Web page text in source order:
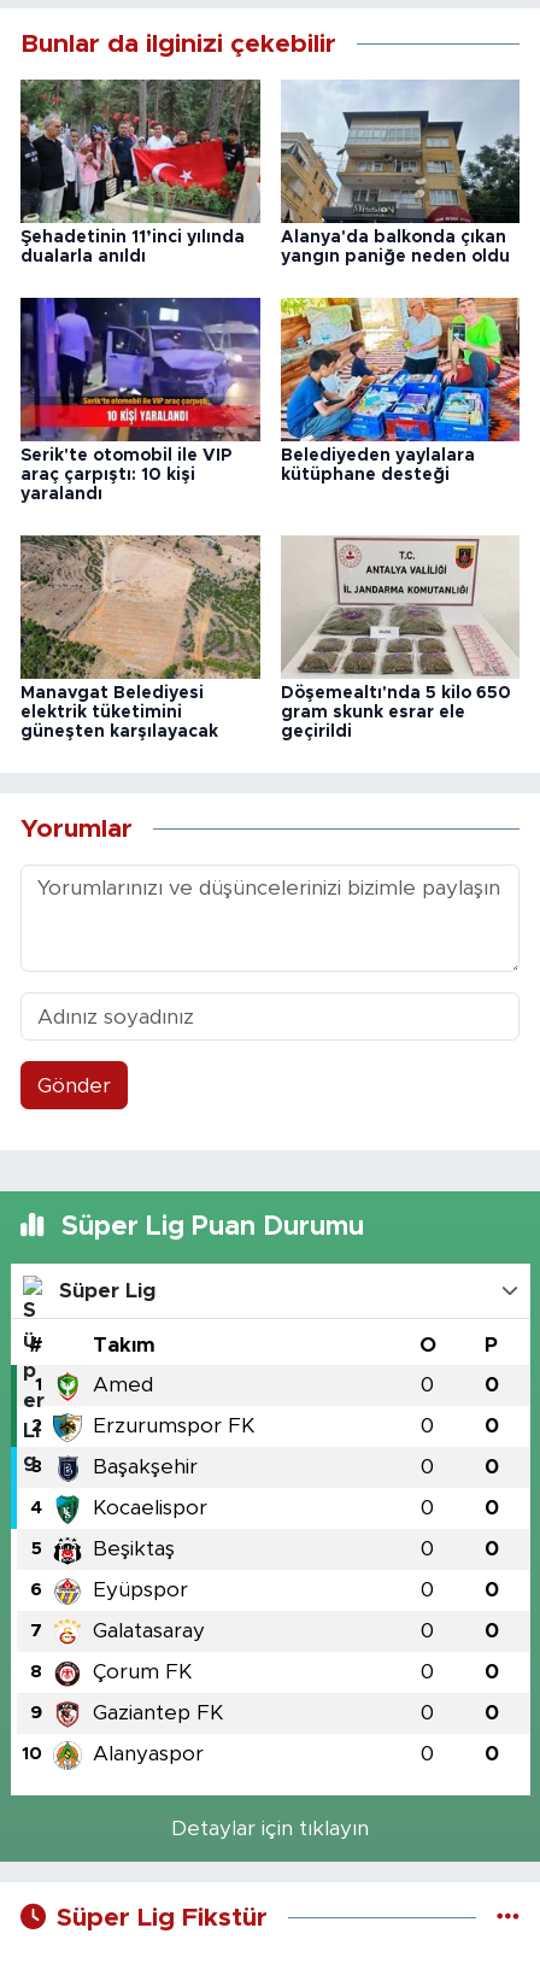
Bunlar da ilginizi çekebilir
Şehadetinin 11’inci yılında
dualarla anıldı
Alanya'da balkonda çıkan
yangın paniğe neden oldu
Serik'te otomobil ile VIP
araç çarpıştı: 10 kişi
yaralandı
Belediyeden yaylalara
kütüphane desteği
Manavgat Belediyesi
elektrik tüketimini
güneşten karşılayacak
Döşemealtı'nda 5 kilo 650
gram skunk esrar ele
geçirildi
Yorumlar
Gönder
Süper Lig Puan Durumu
Süper Lig
# Takım O P
1 Amed 0 0
2 Erzurumspor FK 0 0
3 Başakşehir 0 0
4 Kocaelispor 0 0
5 Beşiktaş 0 0
6 Eyüpspor 0 0
7 Galatasaray 0 0
8 Çorum FK 0 0
9 Gaziantep FK 0 0
10 Alanyaspor 0 0
Detaylar için tıklayın
Süper Lig Fikstür